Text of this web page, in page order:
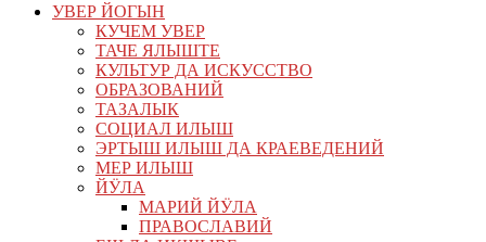
УВЕР ЙОГЫН
КУЧЕМ УВЕР
ТАЧЕ ЯЛЫШТЕ
КУЛЬТУР ДА ИСКУССТВО
ОБРАЗОВАНИЙ
ТАЗАЛЫК
СОЦИАЛ ИЛЫШ
ЭРТЫШ ИЛЫШ ДА КРАЕВЕДЕНИЙ
МЕР ИЛЫШ
ЙӰЛА
МАРИЙ ЙӰЛА
ПРАВОСЛАВИЙ